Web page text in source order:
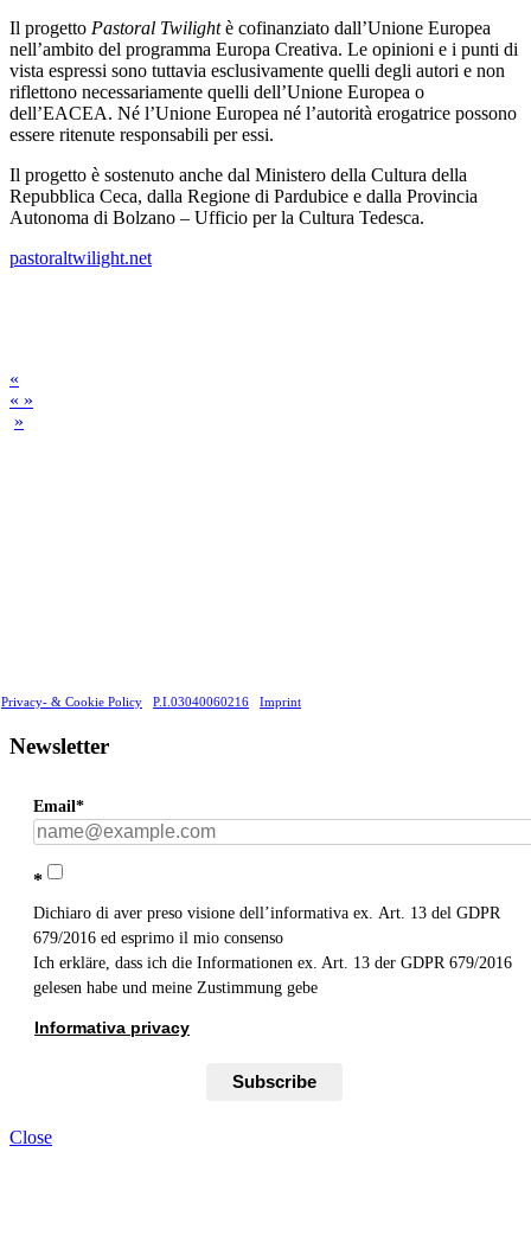
Il progetto Pastoral Twilightè cofinanziato dall’Unione Europea
nell’ambito del programma Europa Creativa. Le opinioni e i punti di
vista espressi sono tuttavia esclusivamente quelli degli autori e non
riflettono necessariamente quelli dell’Unione Europea o
dell’EACEA. Né l’Unione Europea né l’autorità erogatrice possono
essere ritenute responsabili per essi.
Il progetto è sostenuto anche dal Ministero della Cultura della
Repubblica Ceca, dalla Regione di Pardubice e dalla Provincia
Autonoma di Bolzano – Ufficio per la Cultura Tedesca.
pastoraltwilight.net
«
« »
»
Privacy- & Cookie Policy P.I.03040060216 Imprint
Newsletter
Email*
*
Dichiaro di aver preso visione dell’informativa ex. Art. 13 del GDPR
679/2016 ed esprimo il mio consenso
Ich erkläre, dass ich die Informationen ex. Art. 13 der GDPR 679/2016
gelesen habe und meine Zustimmung gebe
Informativa privacy
Subscribe
Close